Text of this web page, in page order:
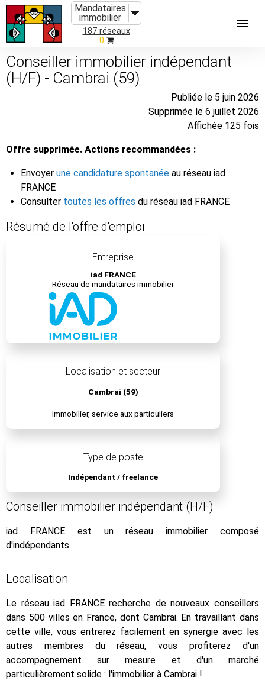
Mandataires
immobilier
187 réseaux
0
Conseiller immobilier indépendant
(H/F) - Cambrai (59)
Publiée le 5 juin 2026
Supprimée le 6 juillet 2026
Affichée 125 fois
Offre supprimée. Actions recommandées :
Envoyer une candidature spontanée au réseau iad
FRANCE
Consulter toutes les offres du réseau iad FRANCE
Résumé de l'offre d'emploi
Entreprise
iad FRANCE
Réseau de mandataires immobilier
Localisation et secteur
Cambrai (59)
Immobilier, service aux particuliers
Type de poste
Indépendant / freelance
Conseiller immobilier indépendant (H/F)
iad FRANCE est un réseau immobilier composé
d'indépendants.
Localisation
Le réseau iad FRANCE recherche de nouveaux conseillers
dans 500 villes en France, dont Cambrai. En travaillant dans
cette ville, vous entrerez facilement en synergie avec les
autres membres du réseau, vous profiterez d'un
accompagnement sur mesure et d'un marché
particulièrement solide : l'immobilier à Cambrai !